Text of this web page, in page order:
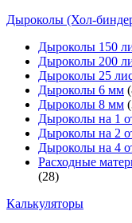
Дыроколы (Хол-
Дыроколы 150
Дыроколы 200
Дыроколы 25
Дыроколы 6 мм
Дыроколы 8 мм
Дыроколы на 1
Дыроколы на 2
Дыроколы на 4
Расходные
(28)
Калькуляторы